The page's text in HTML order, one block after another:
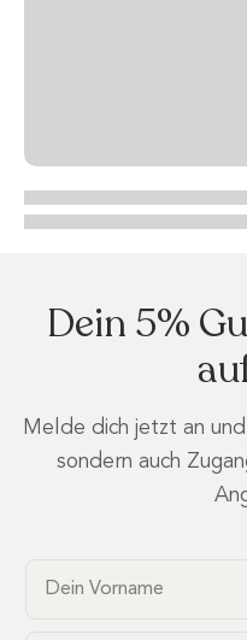
Dein 5%
Melde dich jetzt an
sondern auch